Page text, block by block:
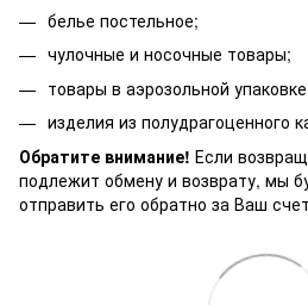
белье постельное;
чулочные и носочные товары;
товары в аэрозольной
изделия из полудрагоценного
Обратите внимание! Если
подлежит обмену и возврату, мы
отправить его обратно за Ваш